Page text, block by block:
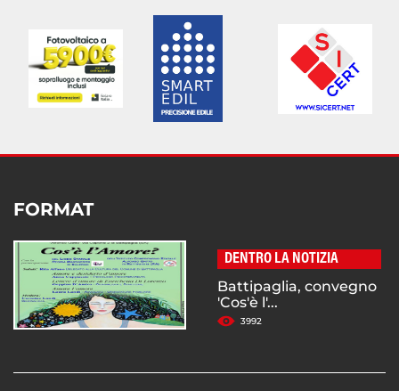
FORMAT
DENTRO LA NOTIZIA
Battipaglia, convegno
'Cos'è l'...
3992